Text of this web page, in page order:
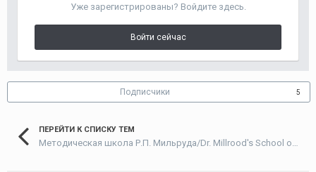
Уже зарегистрированы? Войдите здесь.
Войти сейчас
Подписчики 5
ПЕРЕЙТИ К СПИСКУ ТЕМ